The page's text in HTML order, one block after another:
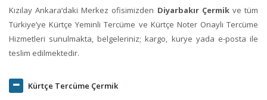
Kızılay Ankara‘daki Merkez ofisimizden Diyarbakır Çermikve tüm
Türkiye’ye Kürtçe Yeminli Tercüme ve Kürtçe Noter Onaylı Tercüme
Hizmetleri sunulmakta, belgeleriniz; kargo, kurye yada e-posta ile
teslim edilmektedir.
Kürtçe Tercüme Çermik